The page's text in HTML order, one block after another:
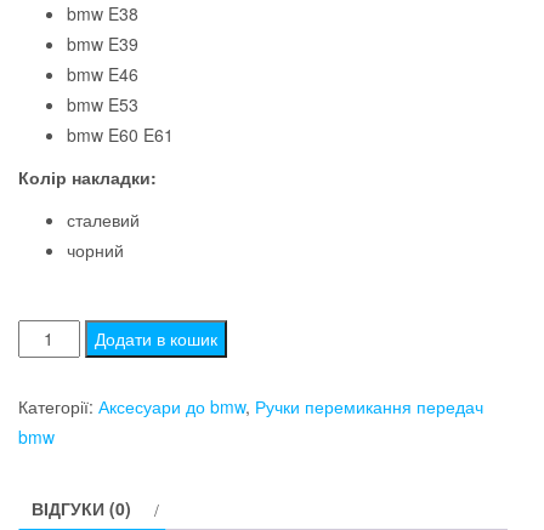
bmw E38
bmw E39
bmw E46
bmw E53
bmw E60 E61
Колір накладки:
сталевий
чорний
Ручка
перемикання
АКПП
E39
Додати в кошик
Категорії: Аксесуари до bmw, Ручки перемикання передач
bmw
ВІДГУКИ (0)